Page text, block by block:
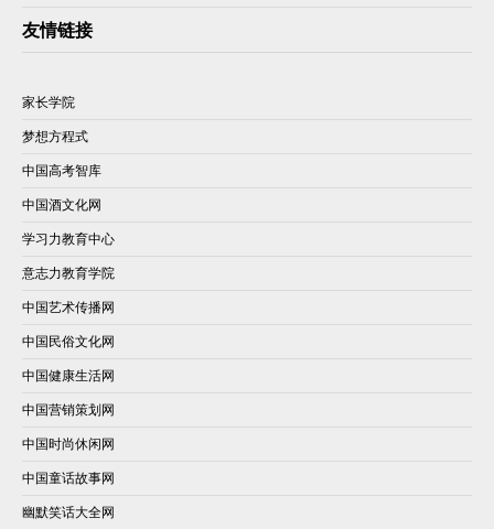
友情链接
家长学院
梦想方程式
中国高考智库
中国酒文化网
学习力教育中心
意志力教育学院
中国艺术传播网
中国民俗文化网
中国健康生活网
中国营销策划网
中国时尚休闲网
中国童话故事网
幽默笑话大全网